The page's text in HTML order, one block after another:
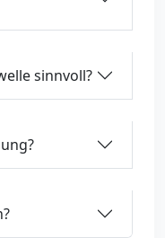
sinnvoll?